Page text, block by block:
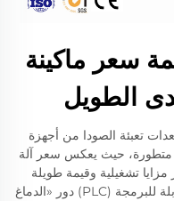
سعر ماكينة
الطويل
تعبئة الصودا من أجهزة
متطورة، حيث يعكس سعر آلة
مزايا تشغيلية وقيمة طويلة
الأجل. وتؤدي وحدات التحكم المنطقية القابلة للبرمجة (PLC) دور «الدماغ